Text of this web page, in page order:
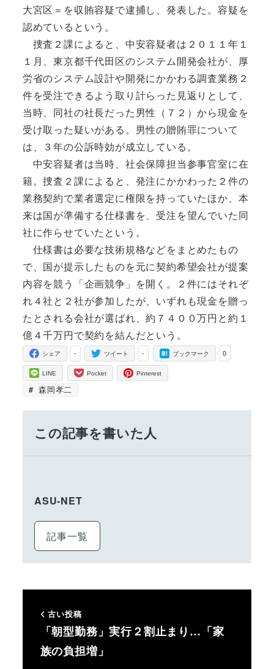
大宮区＝を収賄容疑で逮捕し、発表した。容疑を
認めているという。
捜査２課によると、中安容疑者は２０１１年１
１月、東京都千代田区のシステム開発会社が、厚
労省のシステム設計や開発にかかわる調査業務２
件を受注できるよう取り計らった見返りとして、
当時、同社の社長だった男性（７２）から現金を
受け取った疑いがある。男性の贈賄罪について
は、３年の公訴時効が成立している。
中安容疑者は当時、社会保障担当参事官室に在
籍。捜査２課によると、発注にかかわった２件の
業務契約で業者選定に権限を持っていたほか、本
来は国が準備する仕様書を、受注を望んでいた同
社に作らせていたという。
仕様書は必要な技術規格などをまとめたもの
で、国が提示したものを元に契約希望会社が提案
内容を競う「企画競争」を開く。２件にはそれぞ
れ４社と２社が参加したが、いずれも現金を贈っ
たとされる会社が選ばれ、約７４００万円と約１
億４千万円で契約を結んだという。
-
シェア -
ツイート 0
ブックマーク
LINE Pocket Pinterest
森岡孝二
この記事を書いた人
ASU-NET
記事一覧
古い投稿
「朝型勤務」実行２割止まり…「家
族の負担増」